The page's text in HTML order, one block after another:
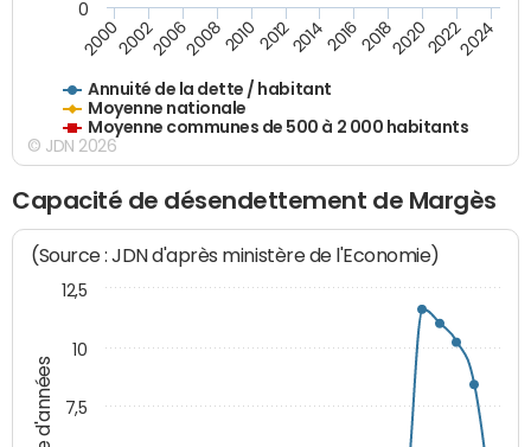
Annuité de la dette / habitant
Moyenne nationale
Moyenne communes de 500 à 2 000 habitants
200020022006200820102012201420162018202020222024
0
© JDN 2026
Capacité de désendettement de Margès
(Source : JDN d'après ministère de l'Economie)
7,5
10
12,5